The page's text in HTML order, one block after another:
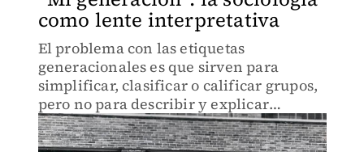
como lente interpretativa
El problema con las etiquetas
generacionales es que sirven para
simplificar, clasificar o calificar grupos,
pero no para describir y explicar
itinerarios y trayectorias vitales
múltiples, contradictorias y complejas.